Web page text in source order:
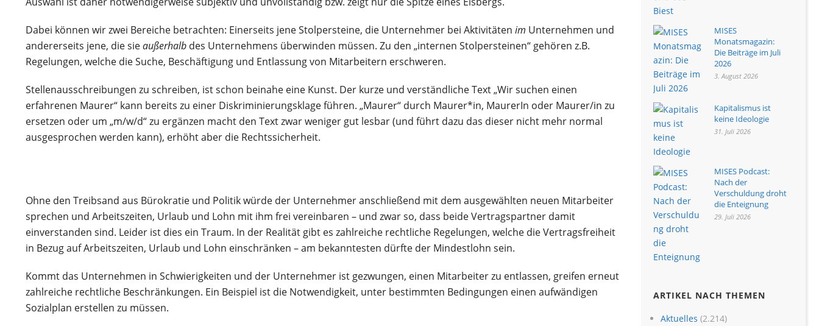
Dabei können wir zwei Bereiche betrachten: Einerseits jene Stolpersteine, die Unternehmer bei Aktivitäten im Unternehmen und
andererseits jene, die sieaußerhalb des Unternehmens überwinden müssen. Zu den „internen Stolpersteinen“ gehören z.B.
Regelungen, welche die Suche, Beschäftigung und Entlassung von Mitarbeitern erschweren.
Stellenausschreibungen zu schreiben, ist schon beinahe eine Kunst. Der kurze und verständliche Text „Wir suchen einen
erfahrenen Maurer“ kann bereits zu einer Diskriminierungsklage führen. „Maurer“ durch Maurer*in, MaurerIn oder Maurer/in zu
ersetzen oder um „m/w/d“ zu ergänzen macht den Text zwar weniger gut lesbar (und führt dazu das dieser nicht mehr normal
ausgesprochen werden kann), erhöht aber die Rechtssicherheit.
Ohne den Treibsand aus Bürokratie und Politik würde der Unternehmer anschließend mit dem ausgewählten neuen Mitarbeiter
sprechen und Arbeitszeiten, Urlaub und Lohn mit ihm frei vereinbaren – und zwar so, dass beide Vertragspartner damit
einverstanden sind. Leider ist dies ein Traum. In der Realität gibt es zahlreiche rechtliche Regelungen, welche die Vertragsfreiheit
in Bezug auf Arbeitszeiten, Urlaub und Lohn einschränken – am bekanntesten dürfte der Mindestlohn sein.
Kommt das Unternehmen in Schwierigkeiten und der Unternehmer ist gezwungen, einen Mitarbeiter zu entlassen, greifen erneut
zahlreiche rechtliche Beschränkungen. Ein Beispiel ist die Notwendigkeit, unter bestimmten Bedingungen einen aufwändigen
Sozialplan erstellen zu müssen.
MISES
Monatsmagazin:
Die Beiträge im Juli
2026
3. August 2026
Kapitalismus ist
keine Ideologie
31. Juli 2026
MISES Podcast:
Nach der
Verschuldung droht
die Enteignung
29. Juli 2026
ARTIKEL NACH THEMEN
Aktuelles (2.214)